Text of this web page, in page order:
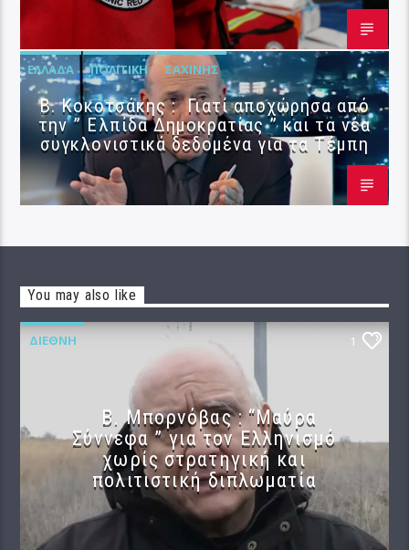
ΕΛΛΆΔΑ ΠΟΛΙΤΙΚΉ ΣΑΧΊΝΗΣ
Β. Κοκοτσάκης : Γιατί αποχώρησα από
την ” Ελπίδα Δημοκρατίας ” και τα νέα
συγκλονιστικά δεδομένα για τα Τέμπη
You may also like
ΔΙΕΘΝΉ 1
B. Μπορνόβας : “Μαύρα
Σύννεφα ” για τον Ελληνισμό
χωρίς στρατηγική και
πολιτιστική διπλωματία